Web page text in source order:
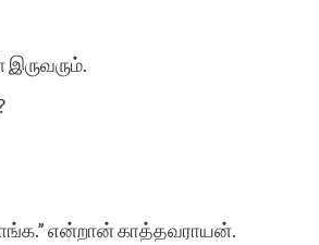
என்றான் காத்தவராயன்.